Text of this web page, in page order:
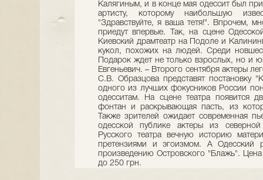
Калягиным, и в конце мая одессит был
артисту, которому наибольшую
"Здравствуйте, я ваша тетя!". Впрочем,
приедут впервые. Так, на сцене
Киевский драмтеатр на Подоле и
кукол, похожих на людей. Среди
Подарок ждет не только взрослых, но и
Евгеньевич. – Второго сентября актеры
С.В. Образцова представят постановку
одного из лучших фокусников России
одесситам. На сцене театра появится
фонтан и раскрывающая пасть, из
Также зрителей ожидает современная
одесской публике актеры из
Русского театра вечную историю
претензиями и эгоизмом. А Одесский
произведению Островского "Блажь".
до 250 грн.